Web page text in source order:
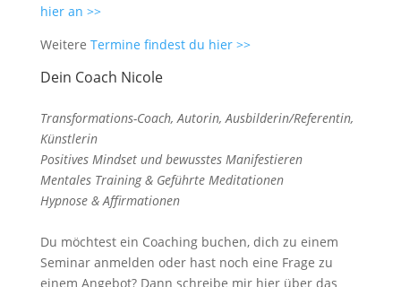
hier an >>
Weitere Termine findest du hier >>
Dein Coach Nicole
Transformations-Coach, Autorin, Ausbilderin/Referentin,
Künstlerin
Positives Mindset und bewusstes Manifestieren
Mentales Training & Geführte Meditationen
Hypnose & Affirmationen
Du möchtest ein Coaching buchen, dich zu einem
Seminar anmelden oder hast noch eine Frage zu
einem Angebot? Dann schreibe mir hier über das